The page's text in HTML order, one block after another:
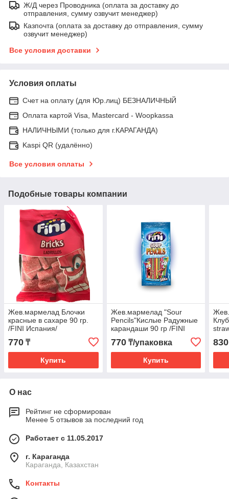
Ж/Д через Проводника (оплата за доставку до
отправления, сумму озвучит менеджер)
Казпочта (оплата за доставку до отправления, сумму
озвучит менеджер)
Все условия доставки
Условия оплаты
Счет на оплату (для Юр.лиц) БЕЗНАЛИЧНЫЙ
Оплата картой Visa, Mastercard - Woopkassa
НАЛИЧНЫМИ (только для г.КАРАГАНДА)
Kaspi QR (удалённо)
Все условия оплаты
Подобные товары компании
Жев.мармелад Блочки
красные в сахаре 90 гр.
/FINI Испания/
770 ₸
Купить
Жев.мармелад "Sour
Pencils"Кислые Радужные
карандаши 90 гр /FINI
Испания/ (12шт-упак)
770₸/упаковка
Купить
830
О нас
Рейтинг не сформирован
Менее 5 отзывов за последний год
Работает с 11.05.2017
г. Караганда
Караганда, Казахстан
Контакты